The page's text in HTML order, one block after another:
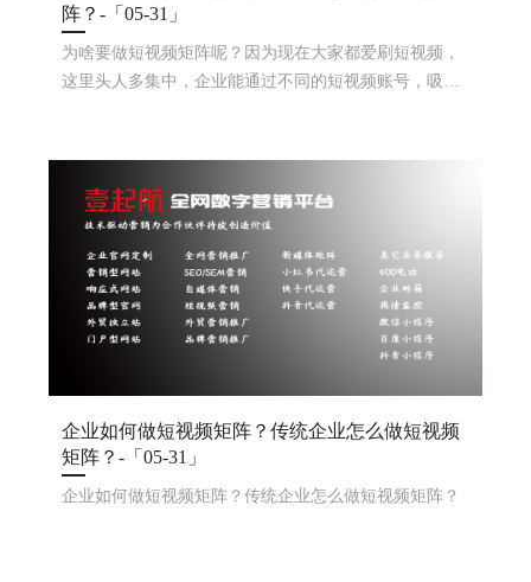
阵？-「05-31」
为啥要做短视频矩阵呢？因为现在大家都爱刷短视频，
这里头人多集中，企业能通过不同的短视频账号，吸引
个火的短视频平台，像 、快手啊，都开上号，覆盖广点
企业如何做短视频矩阵？传统企业怎么做短视频
矩阵？-「05-31」
企业如何做短视频矩阵？传统企业怎么做短视频矩阵？